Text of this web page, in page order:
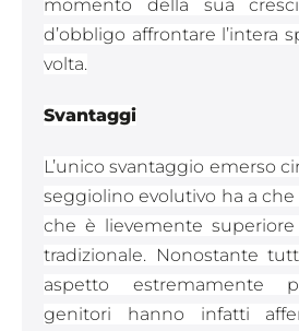
momento della sua
d’obbligo affrontare l’intera
volta.
Svantaggi
L’unico svantaggio emerso
seggiolino evolutivo ha a che
che è lievemente
tradizionale. Nonostante
aspetto estremamente
genitori hanno infatti